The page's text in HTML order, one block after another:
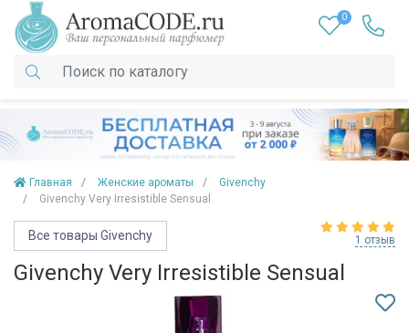
0
Главная Женские ароматы
Givenchy
Givenchy Very Irresistible Sensual
Все товары Givenchy 1 отзыв
Givenchy Very Irresistible Sensual